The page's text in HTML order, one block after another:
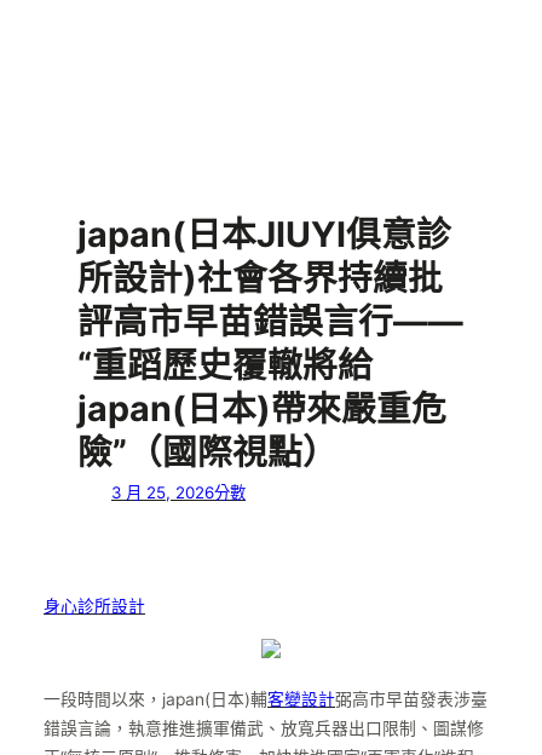
japan(日本JIUYI俱意診
所設計)社會各界持續批
評高市早苗錯誤言行——
“重蹈歷史覆轍將給
japan(日本)帶來嚴重危
險”（國際視點）
3 月 25, 2026分數
身心診所設計
一段時間以來，japan(日本)輔客變設計弼高市早苗發表涉臺
錯誤言論，執意推進擴軍備武、放寬兵器出口限制、圖謀修